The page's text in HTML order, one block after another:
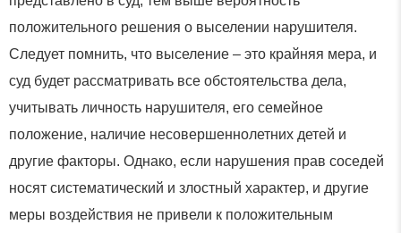
положительного решения о выселении нарушителя.
Следует помнить, что выселение – это крайняя мера, и
суд будет рассматривать все обстоятельства дела,
учитывать личность нарушителя, его семейное
положение, наличие несовершеннолетних детей и
другие факторы. Однако, если нарушения прав соседей
носят систематический и злостный характер, и другие
меры воздействия не привели к положительным